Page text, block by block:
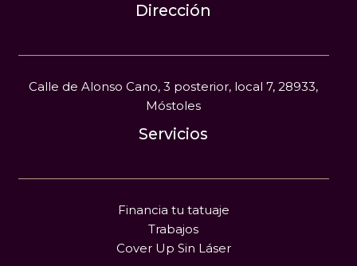
Dirección
Calle de Alonso Cano, 3 posterior, local 7, 28933,
Móstoles
Servicios
Financia tu tatuaje
Trabajos
Cover Up Sin Láser